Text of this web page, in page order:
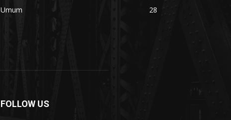
Umum
28
FOLLOW US